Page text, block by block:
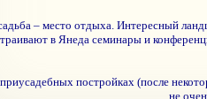
– место отдыха. Интересный
в Янеда семинары и
постройках (после
не